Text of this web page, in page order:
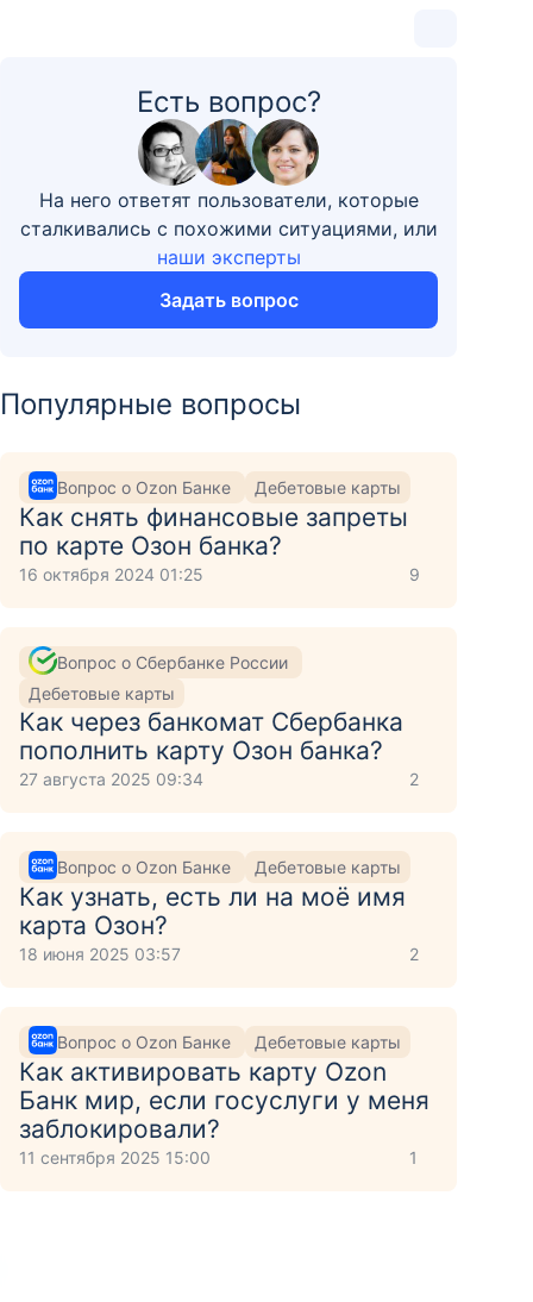
Есть вопрос?
На него ответят пользователи, которые
сталкивались с похожими ситуациями, или
наши эксперты
Задать вопрос
Популярные вопросы
Вопрос о Ozon Банке Дебетовые карты
Как снять финансовые запреты
по карте Озон банка?
16 октября 2024 01:25 9
Вопрос о Сбербанке России
Дебетовые карты
Как через банкомат Сбербанка
пополнить карту Озон банка?
27 августа 2025 09:34 2
Вопрос о Ozon Банке Дебетовые карты
Как узнать, есть ли на моё имя
карта Озон?
18 июня 2025 03:57 2
Вопрос о Ozon Банке Дебетовые карты
Как активировать карту Ozon
Банк мир, если госуслуги у меня
заблокировали?
11 сентября 2025 15:00 1